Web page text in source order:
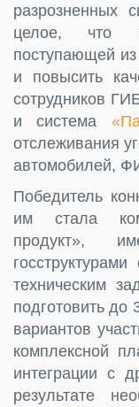
разрозненных
целое, что
поступающей
и повысить
сотрудников
и система
отслеживания
автомобилей,
Победитель
им стала
продукт»,
техническим
подготовить до
вариантов
комплексной
интеграции с
результате